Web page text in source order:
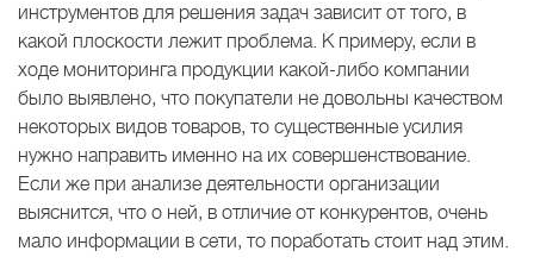
инструментов для решения задач зависит от того, в
какой плоскости лежит проблема. К примеру, если в
ходе мониторинга продукции какой-либо компании
было выявлено, что покупатели не довольны качеством
некоторых видов товаров, то существенные усилия
нужно направить именно на их совершенствование.
Если же при анализе деятельности организации
выяснится, что о ней, в отличие от конкурентов, очень
мало информации в сети, то поработать стоит над этим.